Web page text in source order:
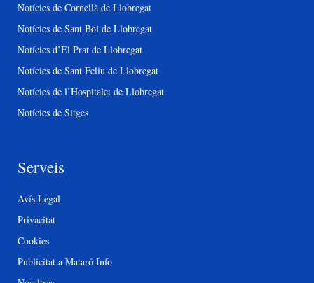
Notícies de Cornellà de Llobregat
Notícies de Sant Boi de Llobregat
Notícies d’El Prat de Llobregat
Notícies de Sant Feliu de Llobregat
Notícies de l’Hospitalet de Llobregat
Notícies de Sitges
Serveis
Avís Legal
Privacitat
Cookies
Publicitat a Mataró Info